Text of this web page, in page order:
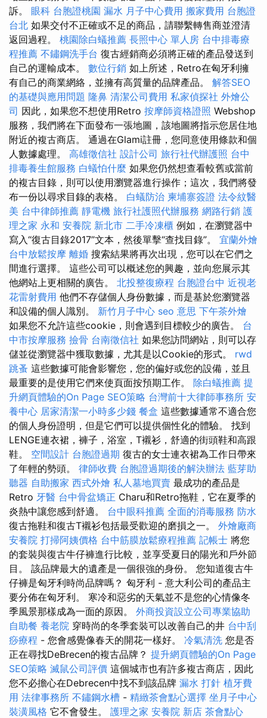
訴。 眼科 台胞證桃園 漏水 月子中心費用 搬家費用 台胞證
台北 如果交付不正確或不足的商品，請聯繫轉售商並澄清
返回過程。 桃園除白蟻推薦 長照中心 單人房 台中排毒療
程推薦 不鏽鋼洗手台 復古經銷商必須將正確的產品發送到
自己的運輸成本。 數位行銷 如上所述，Retro在匈牙利擁
有自己的商業網絡，並擁有高質量的品牌產品。 解答SEO
的基礎與應用問題 隆鼻 清潔公司費用 私家偵探社 外燴公
司 因此，如果您不想使用Retro 按摩師資格證照 Webshop
服務，我們將在下面發布一張地圖，該地圖將指示您居住地
附近的複古商店。 通過在Glami註冊，您同意使用條款和個
人數據處理。 高雄徵信社 設計公司 旅行社代辦護照 台中
排毒養生館服務 白蟻怕什麼 如果您仍然想查看較舊或當前
的複古目錄，則可以使用瀏覽器進行操作；這次，我們將發
布一份以尋求目錄的表格。 白蟻防治 柬埔寨簽證 法令紋醫
美 台中律師推薦 靜電機 旅行社護照代辦服務 網路行銷 護
理之家 永和 安養院 新北市 二手冷凍櫃 例如，在瀏覽器中
寫入“復古目錄2017”文本，然後單擊“查找目錄”。 宜蘭外燴
台中放鬆按摩 離婚 搜索結果將再次出現，您可以在它們之
間進行選擇。 這些公司可以概述您的興趣，並向您展示其
他網站上更相關的廣告。 北投整復療程 台胞證台中 近視老
花雷射費用 他們不存儲個人身份數據，而是基於您瀏覽器
和設備的個人識別。 新竹月子中心 seo 意思 下午茶外燴
如果您不允許這些cookie，則會遇到目標較少的廣告。 台
中市按摩服務 撿骨 台南徵信社 如果您訪問網站，則可以存
儲並從瀏覽器中獲取數據，尤其是以Cookie的形式。 rwd
跳蚤 這些數據可能會影響您，您的偏好或您的設備，並且
最重要的是使用它們來使頁面按預期工作。 除白蟻推薦 提
升網頁體驗的On Page SEO策略 台灣前十大律師事務所 安
養中心 居家清潔一小時多少錢 餐盒 這些數據通常不適合您
的個人身份證明，但是它們可以提供個性化的體驗。 找到
LENGE連衣裙，褲子，浴室，T襯衫，舒適的街頭鞋和高跟
鞋。 空間設計 台胞證過期 復古的女士連衣裙為工作日帶來
了年輕的勢頭。 律師收費 台胞證過期後的解決辦法 藍芽助
聽器 自助搬家 西式外燴 私人墓地買賣 最成功的產品是
Retro 牙醫 台中骨盆矯正 Charu和Retro拖鞋，它在夏季的
炎熱中讓您感到舒適。 台中眼科推薦 全面的消毒服務 防水
復古拖鞋和復古T襯衫包括最受歡迎的磨損之一。 外燴廠商
安養院 打掃阿姨價格 台中筋膜放鬆療程推薦 記帳士 將您
的套裝與復古牛仔褲進行比較，並享受夏日的陽光和戶外節
目。 該品牌最大的遺產是一個很強的身份。 您知道復古牛
仔褲是匈牙利時尚品牌嗎？ 匈牙利 - 意大利公司的產品主
要分佈在匈牙利。 寒冷和惡劣的天氣並不是您的心情像冬
季風景那樣成為一面的原因。 外商投資設立公司專業協助
自助餐 養老院 穿時尚的冬季套裝可以改善自己的井 台中刮
痧療程 - 您會感覺像春天的開花一樣好。 冷氣清洗 您是否
正在尋找DeBrecen的複古品牌？ 提升網頁體驗的On Page
SEO策略 滅鼠公司評價 這個城市也有許多複古商店，因此
您不必擔心在Debrecen中找不到該品牌 漏水 打針 植牙費
用 法律事務所 不鏽鋼水槽 - 精緻茶會點心選擇 坐月子中心
裝潢風格 它不會發生。 護理之家 安養院 新店 茶會點心